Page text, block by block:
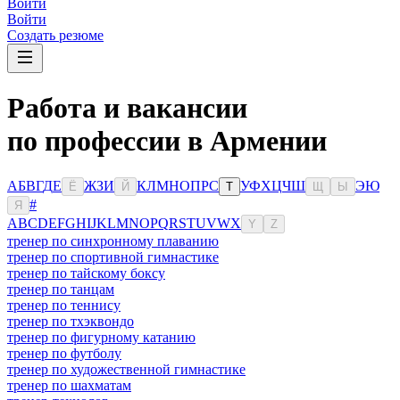
Войти
Войти
Создать резюме
Работа и вакансии
по профессии в Армении
АБВГДЕ Ё ЖЗИ Й КЛМНОПРС Т УФХЦЧШ Ы ЭЮ
Я
#
ABCDEFGHIJKLMNOPQRSTUVWX Y Z
тренер по синхронному плаванию
тренер по спортивной гимнастике
тренер по тайскому боксу
тренер по танцам
тренер по теннису
тренер по тхэквондо
тренер по фигурному катанию
тренер по футболу
тренер по художественной гимнастике
тренер по шахматам